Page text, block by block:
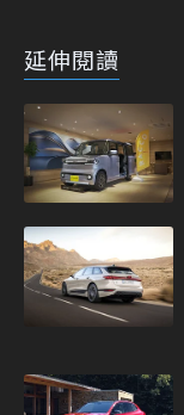
延伸閱讀